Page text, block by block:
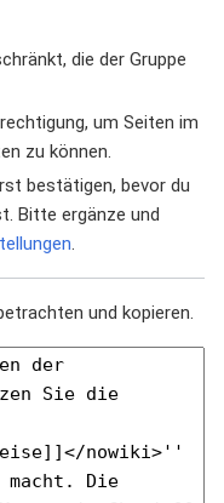
die der Gruppe
um Seiten im
zu können.
bestätigen, bevor du
Bitte ergänze und
.
und kopieren.